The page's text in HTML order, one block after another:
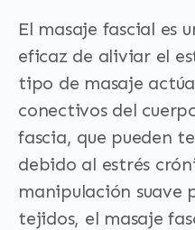
El masaje fascial es
eficaz de aliviar el
tipo de masaje
conectivos del
fascia, que pueden
debido al estrés
manipulación suave
tejidos, el masaje